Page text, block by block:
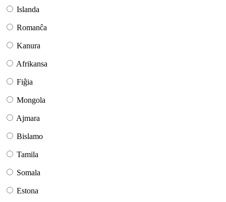
Islanda
Romanĉa
Kanura
Afrikansa
Fiĝia
Mongola
Ajmara
Bislamo
Tamila
Somala
Estona